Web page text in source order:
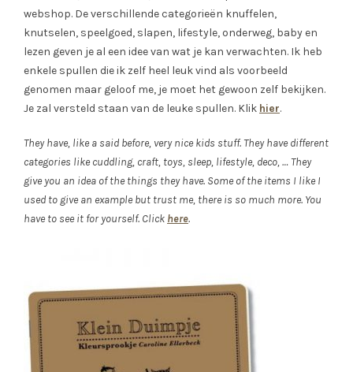
webshop. De verschillende categorieën knuffelen,
knutselen, speelgoed, slapen, lifestyle, onderweg, baby en
lezen geven je al een idee van wat je kan verwachten. Ik heb
enkele spullen die ik zelf heel leuk vind als voorbeeld
genomen maar geloof me, je moet het gewoon zelf bekijken.
Je zal versteld staan van de leuke spullen. Klik hier.
They have, like a said before, very nice kids stuff. They have different
categories like cuddling, craft, toys, sleep, lifestyle, deco, … They
give you an idea of the things they have. Some of the items I like I
used to give an example but trust me, there is so much more. You
have to see it for yourself. Click here.